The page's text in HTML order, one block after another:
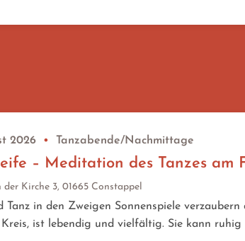
2026 • Tanzabende/Nachmittage
– Meditation des Tanzes am
Kirche 3, 01665 Constappel
Tanz in den Zweigen Sonnenspiele
Kreis, ist lebendig und vielfältig. Sie kann